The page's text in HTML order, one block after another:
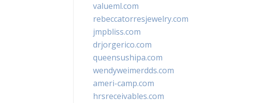
valueml.com
rebeccatorresjewelry.com
jmpbliss.com
drjorgerico.com
queensushipa.com
wendyweimerdds.com
ameri-camp.com
hrsreceivables.com